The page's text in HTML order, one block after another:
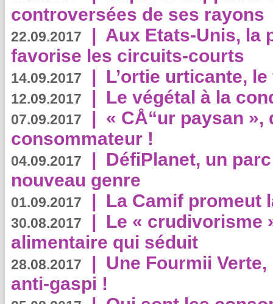
controversées de ses rayons
22.09.2017 | Aux Etats-Unis, la
favorise les circuits-courts
14.09.2017 | L’ortie urticante,
12.09.2017 | Le végétal à la
07.09.2017 | « CÅ“ur paysan
consommateur !
04.09.2017 | DéfiPlanet, un
nouveau genre
01.09.2017 | La Camif promeut
30.08.2017 | Le « crudivorisme
alimentaire qui séduit
28.08.2017 | Une Fourmii
anti-gaspi !